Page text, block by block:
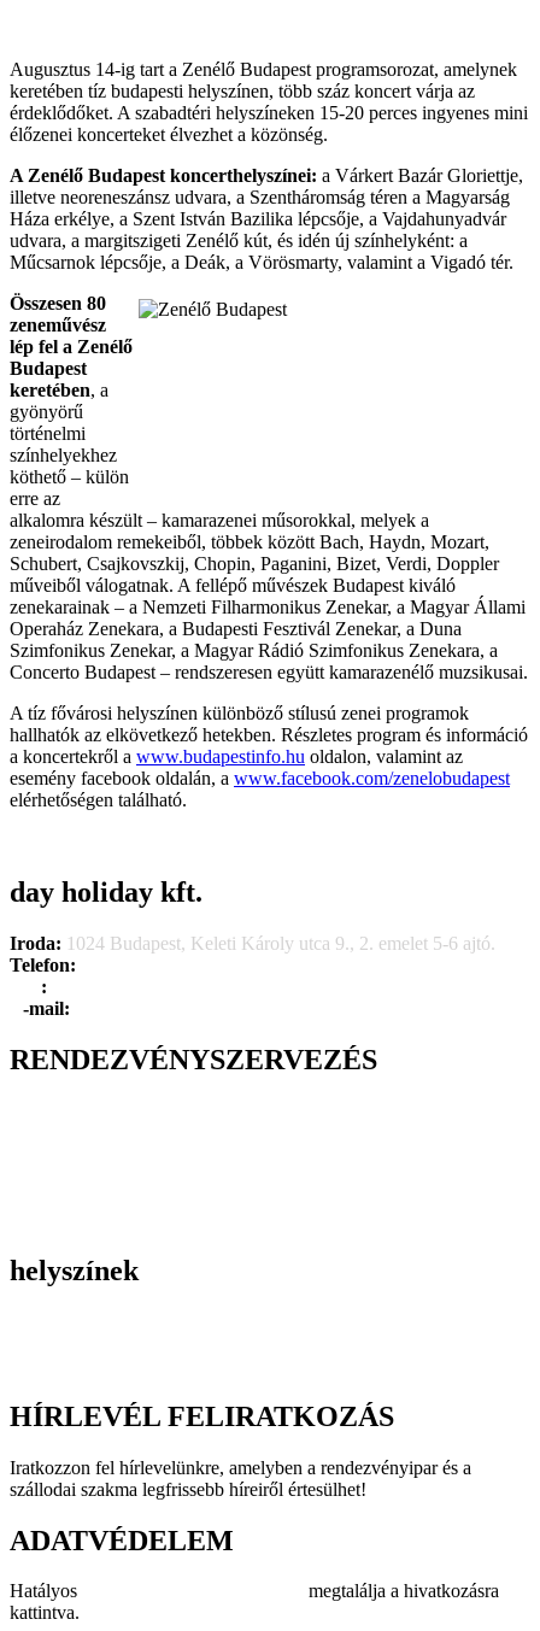
Augusztus 14-ig tart a Zenélő Budapest programsorozat, amelynek
keretében tíz budapesti helyszínen, több száz koncert várja az
érdeklődőket. A szabadtéri helyszíneken 15-20 perces ingyenes mini
élőzenei koncerteket élvezhet a közönség.
A Zenélő Budapest koncerthelyszínei: a Várkert Bazár Gloriettje,
illetve neoreneszánsz udvara, a Szentháromság téren a Magyarság
Háza erkélye, a Szent István Bazilika lépcsője, a Vajdahunyadvár
udvara, a margitszigeti Zenélő kút, és idén új színhelyként: a
Műcsarnok lépcsője, a Deák, a Vörösmarty, valamint a Vigadó tér.
Összesen 80
zeneművész
lép fel a Zenélő
Budapest
keretében, a
gyönyörű
történelmi
színhelyekhez
köthető – külön
erre az
alkalomra készült – kamarazenei műsorokkal, melyek a
zeneirodalom remekeiből, többek között Bach, Haydn, Mozart,
Schubert, Csajkovszkij, Chopin, Paganini, Bizet, Verdi, Doppler
műveiből válogatnak. A fellépő művészek Budapest kiváló
zenekarainak – a Nemzeti Filharmonikus Zenekar, a Magyar Állami
Operaház Zenekara, a Budapesti Fesztivál Zenekar, a Duna
Szimfonikus Zenekar, a Magyar Rádió Szimfonikus Zenekara, a
Concerto Budapest – rendszeresen együtt kamarazenélő muzsikusai.
A tíz fővárosi helyszínen különböző stílusú zenei programok
hallhatók az elkövetkező hetekben. Részletes program és információ
a koncertekről a www.budapestinfo.hu oldalon, valamint az
esemény facebook oldalán, a www.facebook.com/zenelobudapest
elérhetőségen található.
day holiday kft.
Iroda: 1024 Budapest, Keleti Károly utca 9., 2. emelet 5-6 ajtó.
Telefon:
:
-mail:
RENDEZVÉNYSZERVEZÉS
helyszínek
HÍRLEVÉL FELIRATKOZÁS
Iratkozzon fel hírlevelünkre, amelyben a rendezvényipar és a
szállodai szakma legfrissebb híreiről értesülhet!
ADATVÉDELEM
Hatályos
megtalálja a hivatkozásra
kattintva.